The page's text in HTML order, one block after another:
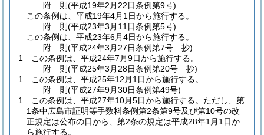
附 則(平成19年2月22日条例第9号)
この条例は、平成19年4月1日から施行する。
附 則(平成23年3月11日条例第5号)
この条例は、平成23年6月4日から施行する。
附 則(平成24年3月27日条例第7号 抄)
1
この条例は、平成24年7月9日から施行する。
附 則(平成25年3月28日条例第20号 抄)
1
この条例は、平成25年12月1日から施行する。
附 則(平成27年9月30日条例第49号)
1
この条例は、平成27年10月5日から施行する。 ただし、第
1条中広島市証明等手数料条例第2条第9号及び第10号の改
正規定は公布の日から、第2条の規定は平成28年1月1日か
ら施行する。